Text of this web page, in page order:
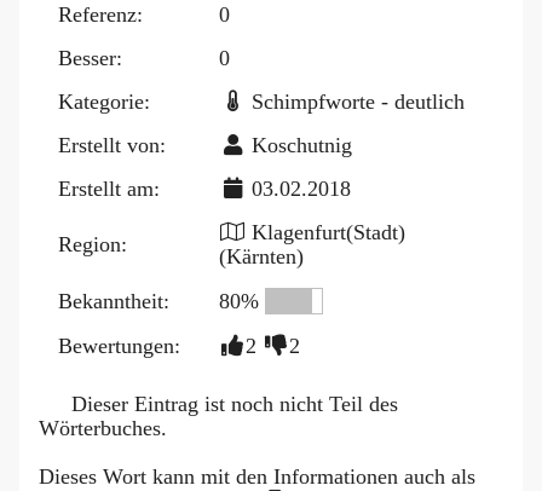
Referenz:
0
Besser:
0
Kategorie:
Schimpfworte - deutlich
Erstellt von:
Koschutnig
Erstellt am:
03.02.2018
Region:
Klagenfurt(Stadt)
(Kärnten)
Bekanntheit:
80%
Bewertungen:
2 2
Dieser Eintrag ist noch nicht Teil des
Wörterbuches.
Dieses Wort kann mit den Informationen auch als